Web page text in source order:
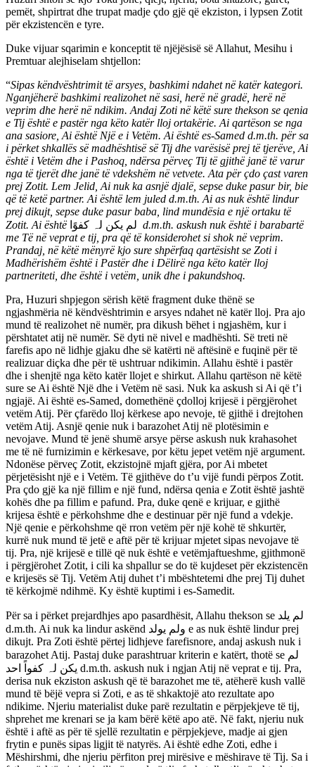
pemët, shpirtrat dhe trupat madje çdo gjë që ekziston, i lypsen Zotit
për ekzistencën e tyre.
Duke vijuar sqarimin e konceptit të njëjësisë së Allahut, Mesihu i
Premtuar alejhiselam shtjellon:
“Sipas këndvështrimit të arsyes, bashkimi ndahet në katër kategori.
Nganjëherë bashkimi realizohet në sasi, herë në gradë, herë në
veprim dhe herë në ndikim. Andaj Zoti në këtë sure thekson se qenia
e Tij është e pastër nga këto katër lloj ortakërie. Ai qartëson se nga
ana sasiore, Ai është Një e i Vetëm. Ai është es-Samed d.m.th. për sa
i përket shkallës së madhështisë së Tij dhe varësisë prej të tjerëve, Ai
është i Vetëm dhe i Pashoq, ndërsa përveç Tij të gjithë janë të varur
nga të tjerët dhe janë të vdekshëm në vetvete. Ata për çdo çast varen
prej Zotit. Lem Jelid, Ai nuk ka asnjë djalë, sepse duke pasur bir, bie
që të ketë partner. Ai është lem juled d.m.th. Ai as nuk është lindur
prej dikujt, sepse duke pasur baba, lind mundësia e një ortaku të
Zotit. Ai është
d.m.th. askush nuk është i barabartë
me Të në veprat e tij, pra që të konsiderohet si shok në veprim.
Prandaj, në këtë mënyrë kjo sure shpërfaq qartësisht se Zoti i
Madhërishëm është i Pastër dhe i Dëlirë nga këto katër lloj
partneriteti, dhe është i vetëm, unik dhe i pakundshoq.
Pra, Huzuri shpjegon sërish këtë fragment duke thënë se
ngjashmëria në këndvështrimin e arsyes ndahet në katër lloj. Pra ajo
mund të realizohet në numër, pra dikush bëhet i ngjashëm, kur i
përshtatet atij në numër. Së dyti në nivel e madhështi. Së treti në
farefis apo në lidhje gjaku dhe së katërti në aftësinë e fuqinë për të
realizuar diçka dhe për të ushtruar ndikimin. Allahu është i pastër
dhe i shenjtë nga këto katër llojet e shirkut. Allahu qartëson në këtë
sure se Ai është Një dhe i Vetëm në sasi. Nuk ka askush si Ai që t’i
ngjajë. Ai është es-Samed, domethënë çdolloj krijesë i përgjërohet
vetëm Atij. Për çfarëdo lloj kërkese apo nevoje, të gjithë i drejtohen
vetëm Atij. Asnjë qenie nuk i barazohet Atij në plotësimin e
nevojave. Mund të jenë shumë arsye përse askush nuk krahasohet
me të në furnizimin e kërkesave, por këtu jepet vetëm një argument.
Ndonëse përveç Zotit, ekzistojnë mjaft gjëra, por Ai mbetet
përjetësisht një e i Vetëm. Të gjithëve do t’u vijë fundi përpos Zotit.
Pra çdo gjë ka një fillim e një fund, ndërsa qenia e Zotit është jashtë
kohës dhe pa fillim e pafund. Pra, duke qenë e krijuar, e gjithë
krijesa është e përkohshme dhe e destinuar për një fund a vdekje.
Një qenie e përkohshme që rron vetëm për një kohë të shkurtër,
kurrë nuk mund të jetë e aftë për të krijuar mjetet sipas nevojave të
tij. Pra, një krijesë e tillë që nuk është e vetëmjaftueshme, gjithmonë
i përgjërohet Zotit, i cili ka shpallur se do të kujdeset për ekzistencën
e krijesës së Tij. Vetëm Atij duhet t’i mbështetemi dhe prej Tij duhet
të kërkojmë ndihmë. Ky është kuptimi i es-Samedit.
Për sa i përket prejardhjes apo pasardhësit, Allahu thekson se لم یلد
d.m.th. Ai nuk ka lindur askënd ولم یولد e as nuk është lindur prej
dikujt. Pra Zoti është përtej lidhjeve farefisnore, andaj askush nuk i
barazohet Atij. Pastaj duke parashtruar kriterin e katërt, thotë se لم
یکن لہ کفواً احد d.m.th. askush nuk i ngjan Atij në veprat e tij. Pra,
derisa nuk ekziston askush që të barazohet me të, atëherë kush vallë
mund të bëjë vepra si Zoti, e as të shkaktojë ato rezultate apo
ndikime. Njeriu materialist duke parë rezultatin e përpjekjeve të tij,
shprehet me krenari se ja kam bërë këtë apo atë. Në fakt, njeriu nuk
është i aftë as për të sjellë rezultatin e përpjekjeve, madje ai gjen
frytin e punës sipas ligjit të natyrës. Ai është edhe Zoti, edhe i
Mëshirshmi, dhe njeriu përfiton prej mirësive e mëshirave të Tij. Sa i